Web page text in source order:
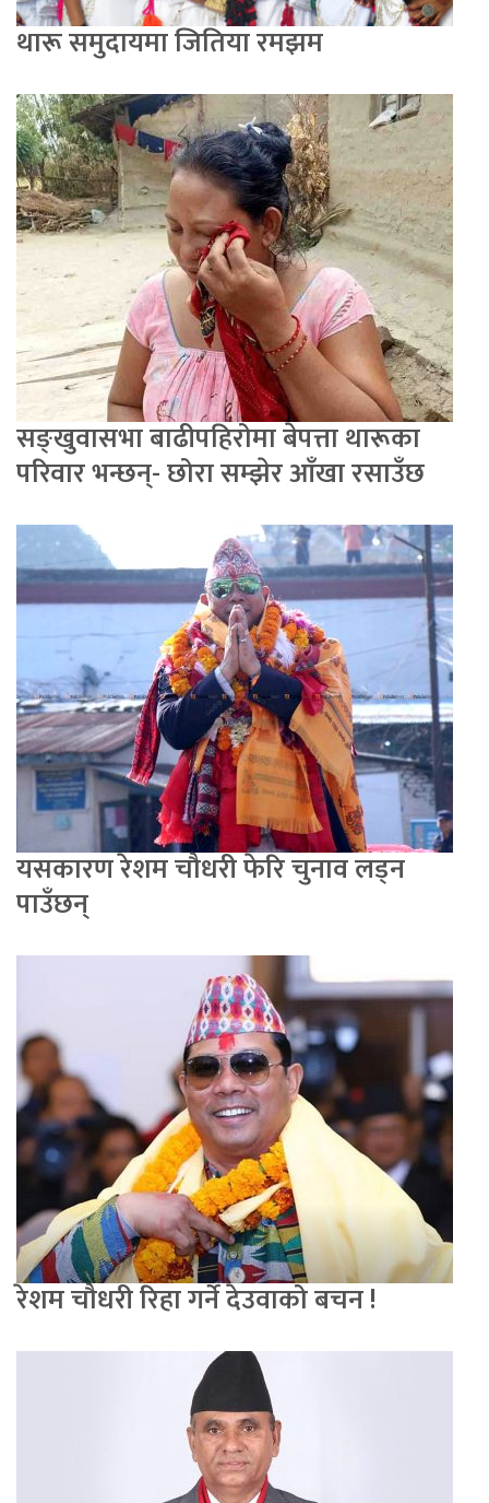
थारू समुदायमा जितिया रमझम
सङ्खुवासभा बाढीपहिरोमा बेपत्ता थारूका
परिवार भन्छन्- छोरा सम्झेर आँखा रसाउँछ
यसकारण रेशम चौधरी फेरि चुनाव लड्न
पाउँछन्
रेशम चौधरी रिहा गर्ने देउवाको बचन !